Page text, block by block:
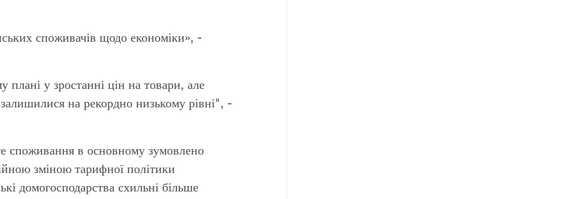
споживачів щодо економіки», -
у зростанні цін на товари, але
на рекордно низькому рівні", -
споживання в основному зумовлено
зміною тарифної політики
домогосподарства схильні більше